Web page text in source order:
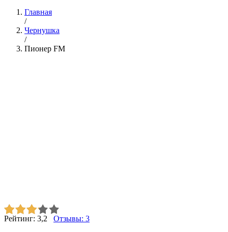
Главная
/
Чернушка
/
Пионер FM
Рейтинг: 3,2 Отзывы: 3